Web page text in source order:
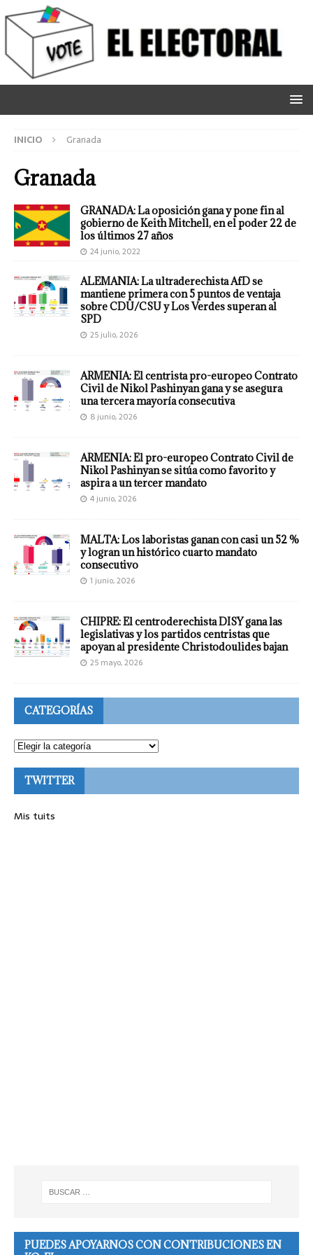
INICIO Granada
Granada
GRANADA: La oposición gana y pone fin al
gobierno de Keith Mitchell, en el poder 22 de
los últimos 27 años
24 junio, 2022
ALEMANIA: La ultraderechista AfD se
mantiene primera con 5 puntos de ventaja
sobre CDU/CSU y Los Verdes superan al
SPD
25 julio, 2026
ARMENIA: El centrista pro-europeo Contrato
Civil de Nikol Pashinyan gana y se asegura
una tercera mayoría consecutiva
8 junio, 2026
ARMENIA: El pro-europeo Contrato Civil de
Nikol Pashinyan se sitúa como favorito y
aspira a un tercer mandato
4 junio, 2026
MALTA: Los laboristas ganan con casi un 52 %
y logran un histórico cuarto mandato
consecutivo
1 junio, 2026
CHIPRE: El centroderechista DISY gana las
legislativas y los partidos centristas que
apoyan al presidente Christodoulides bajan
25 mayo, 2026
CATEGORÍAS
TWITTER
Mis tuits
PUEDES APOYARNOS CON CONTRIBUCIONES EN